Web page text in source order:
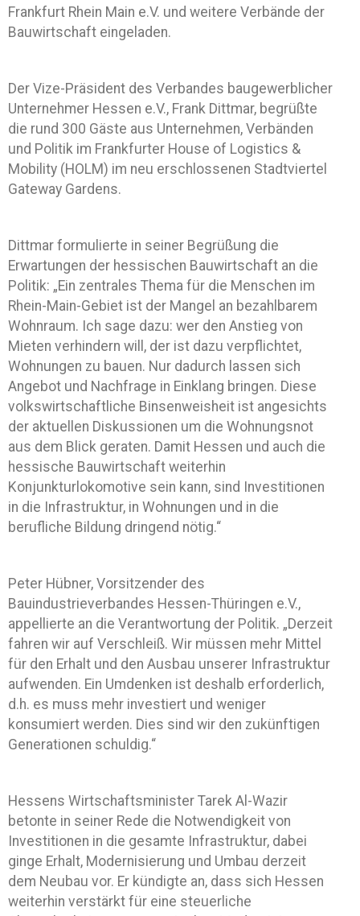
Frankfurt Rhein Main e.V. und weitere Verbände der
Bauwirtschaft eingeladen.
Der Vize-Präsident des Verbandes baugewerblicher
Unternehmer Hessen e.V., Frank Dittmar, begrüßte
die rund 300 Gäste aus Unternehmen, Verbänden
und Politik im Frankfurter House of Logistics &
Mobility (HOLM) im neu erschlossenen Stadtviertel
Gateway Gardens.
Dittmar formulierte in seiner Begrüßung die
Erwartungen der hessischen Bauwirtschaft an die
Politik: „Ein zentrales Thema für die Menschen im
Rhein-Main-Gebiet ist der Mangel an bezahlbarem
Wohnraum. Ich sage dazu: wer den Anstieg von
Mieten verhindern will, der ist dazu verpflichtet,
Wohnungen zu bauen. Nur dadurch lassen sich
Angebot und Nachfrage in Einklang bringen. Diese
volkswirtschaftliche Binsenweisheit ist angesichts
der aktuellen Diskussionen um die Wohnungsnot
aus dem Blick geraten. Damit Hessen und auch die
hessische Bauwirtschaft weiterhin
Konjunkturlokomotive sein kann, sind Investitionen
in die Infrastruktur, in Wohnungen und in die
berufliche Bildung dringend nötig.“
Peter Hübner, Vorsitzender des
Bauindustrieverbandes Hessen-Thüringen e.V.,
appellierte an die Verantwortung der Politik. „Derzeit
fahren wir auf Verschleiß. Wir müssen mehr Mittel
für den Erhalt und den Ausbau unserer Infrastruktur
aufwenden. Ein Umdenken ist deshalb erforderlich,
d.h. es muss mehr investiert und weniger
konsumiert werden. Dies sind wir den zukünftigen
Generationen schuldig.“
Hessens Wirtschaftsminister Tarek Al-Wazir
betonte in seiner Rede die Notwendigkeit von
Investitionen in die gesamte Infrastruktur, dabei
ginge Erhalt, Modernisierung und Umbau derzeit
dem Neubau vor. Er kündigte an, dass sich Hessen
weiterhin verstärkt für eine steuerliche